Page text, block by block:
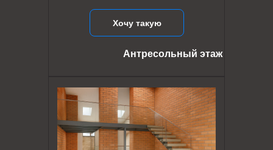
Хочу такую
Антресольный этаж